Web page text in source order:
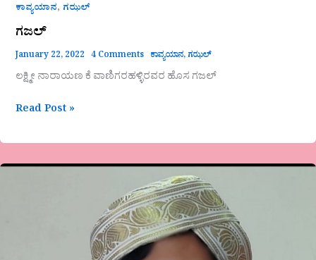
ಕಾವ್ಯಯಾನ, ಗಝಲ್
ಗಜಲ್
January 22, 2022 4 Comments ಕಾವ್ಯಯಾನ, ಗಝಲ್
ಲಕ್ಷ್ಮೀ ನಾರಾಯಣ ಕೆ ವಾಣಿಗರಹಳ್ಳಿರವರ ಹೊಸ ಗಜಲ್
Read Post »
ಪ್ರೇಮಾ